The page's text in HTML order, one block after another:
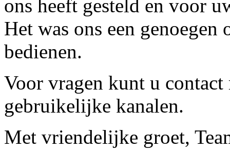
ons heeft gesteld en voor
Het was ons een
bedienen.
Voor vragen kunt u contact
gebruikelijke kanalen.
Met vriendelijke groet,